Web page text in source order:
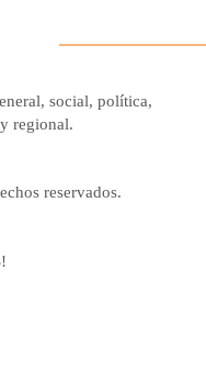
social, política,
regional.
reservados.